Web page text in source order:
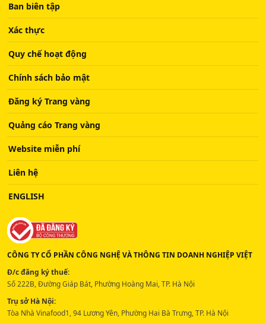
Ban biên tập
Xác thực
Quy chế hoạt động
Chính sách bảo mật
Đăng ký Trang vàng
Quảng cáo Trang vàng
Website miễn phí
Liên hệ
ENGLISH
CÔNG TY CỔ PHẦN CÔNG NGHỆ VÀ THÔNG TIN DOANH NGHIỆP VIỆT
Đ/c đăng ký thuế:
Số 222B, Đường Giáp Bát, Phường Hoàng Mai, TP. Hà Nội
Trụ sở Hà Nội:
Tòa Nhà Vinafood1, 94 Lương Yên, Phường Hai Bà Trưng, TP. Hà Nội